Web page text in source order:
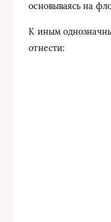
основываясь на
К иным
отнести: